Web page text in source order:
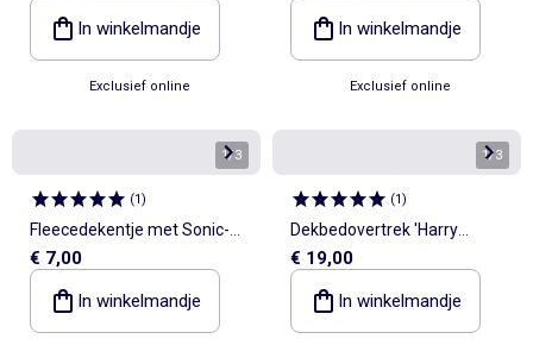
In winkelmandje
Exclusief online
In winkelmandje
Exclusief online
1/3
(1)
Fleecedekentje met Sonic-
print
€ 7,00
In winkelmandje
1/3
(1)
Dekbedovertrek 'Harry
Potter' 140x200 cm
€ 19,00
In winkelmandje